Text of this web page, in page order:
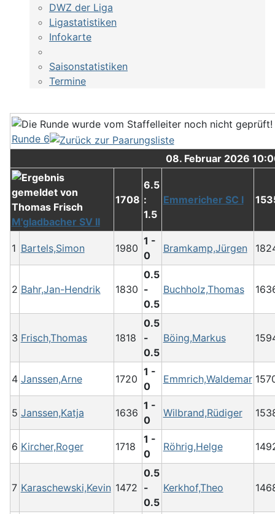
DWZ der Liga
Ligastatistiken
Infokarte
Saisonstatistiken
Termine
Runde 6
08. Februar 2026
M'gladbacher SV II
1708
6.5
:
1.5
Emmericher SC I
1 Bartels,Simon 1980
1 -
0
Bramkamp,Jürgen
2 Bahr,Jan-Hendrik 1830
0.5
-
0.5
Buchholz,Thomas
3 Frisch,Thomas 1818
0.5
-
0.5
Böing,Markus
4 Janssen,Arne 1720
1 -
0
Emmrich,Waldemar
5 Janssen,Katja 1636
1 -
0
Wilbrand,Rüdiger
6 Kircher,Roger 1718
1 -
0
Röhrig,Helge
7 Karaschewski,Kevin 1472
0.5
-
0.5
Kerkhof,Theo